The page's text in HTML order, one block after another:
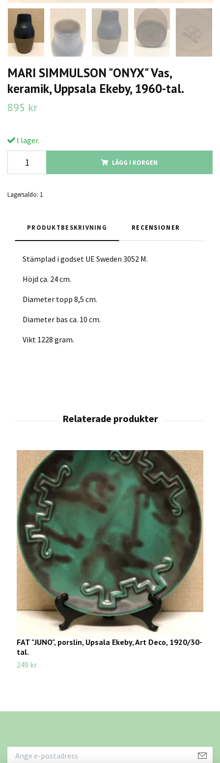
MARI SIMMULSON "ONYX" Vas,
keramik, Uppsala Ekeby, 1960-tal.
895 kr
I lager.
LÄGG I KORGEN
Lagersaldo: 1
PRODUKTBESKRIVNING RECENSIONER
Stämplad i godset UE Sweden 3052 M.
Höjd ca. 24 cm.
Diameter topp 8,5 cm.
Diameter bas ca. 10 cm.
Vikt 1228 gram.
FAT "JUNO", porslin, Upsala Ekeby, Art Deco, 1920/30-
tal.
249 kr